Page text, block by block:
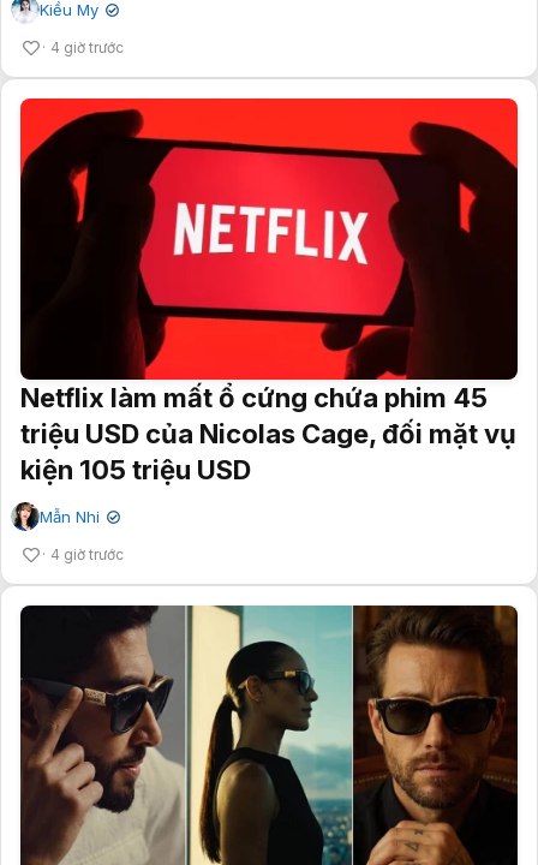
Kiều My ✔
4 giờ trước
Netflix làm mất ổ cứng chứa phim 45
triệu USD của Nicolas Cage, đối mặt vụ
kiện 105 triệu USD
Mẫn Nhi ✔
4 giờ trước